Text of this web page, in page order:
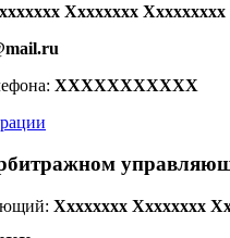
Xxxxxxxx Xxxxxxxxx
XXXXXXXXXXX
Xxxxxxxx Xxxxxxxx